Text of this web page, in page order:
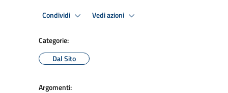
Condividi Vedi azioni
Categorie:
Dal Sito
Argomenti: